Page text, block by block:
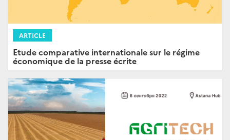
ARTICLE
Etude comparative internationale sur le régime
économique de la presse écrite